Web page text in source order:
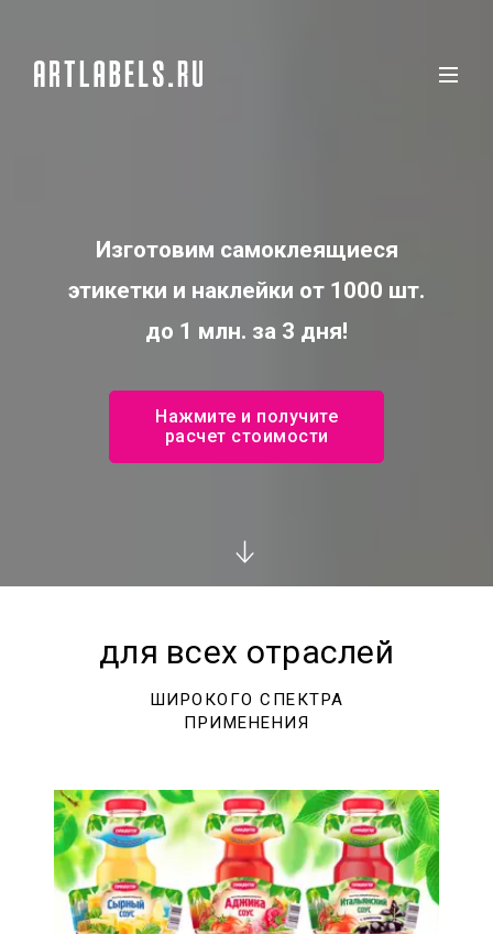
Изготовим самоклеящиеся
этикетки и наклейки от 1000 шт.
до 1 млн. за 3 дня!
Нажмите и получите
расчет стоимости
для всех отраслей
ШИРОКОГО СПЕКТРА
ПРИМЕНЕНИЯ